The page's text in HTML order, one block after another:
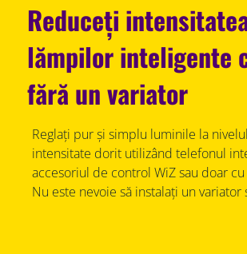
Reduceți
lămpilor inteligente
fără un variator
Reglați pur și simplu luminile la
intensitate dorit utilizând telefonul
accesoriul de control WiZ sau doar
Nu este nevoie să instalați un variator